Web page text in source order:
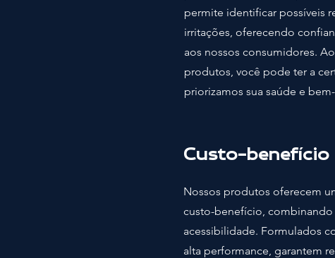
permite identificar possíveis
irritações, oferecendo
aos nossos consumidores.
produtos, você pode ter a
priorizamos sua saúde e
Custo-benefício
Nossos produtos oferecem
custo-benefício,
acessibilidade. Formulados
alta performance, garantem